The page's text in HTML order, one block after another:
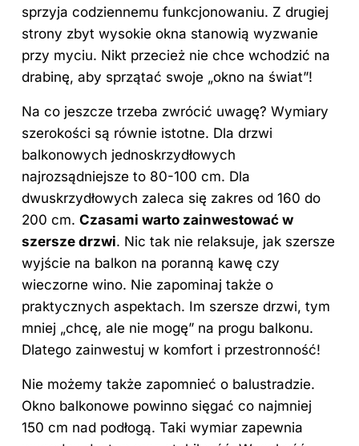
sprzyja codziennemu funkcjonowaniu. Z drugiej
strony zbyt wysokie okna stanowią wyzwanie
przy myciu. Nikt przecież nie chce wchodzić na
drabinę, aby sprzątać swoje „okno na świat”!
Na co jeszcze trzeba zwrócić uwagę? Wymiary
szerokości są równie istotne. Dla drzwi
balkonowych jednoskrzydłowych
najrozsądniejsze to 80-100 cm. Dla
dwuskrzydłowych zaleca się zakres od 160 do
200 cm. Czasami warto zainwestować w
szersze drzwi. Nic tak nie relaksuje, jak szersze
wyjście na balkon na poranną kawę czy
wieczorne wino. Nie zapominaj także o
praktycznych aspektach. Im szersze drzwi, tym
mniej „chcę, ale nie mogę” na progu balkonu.
Dlatego zainwestuj w komfort i przestronność!
Nie możemy także zapomnieć o balustradzie.
Okno balkonowe powinno sięgać co najmniej
150 cm nad podłogą. Taki wymiar zapewnia